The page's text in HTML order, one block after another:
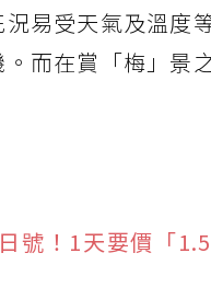
易受天氣及溫度
而在賞「梅」景
號！1天要價「